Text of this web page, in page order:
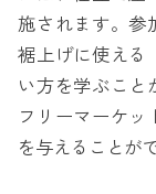
施されます。参
裾上げに使える
い方を学ぶこと
フリーマーケッ
を与えることが